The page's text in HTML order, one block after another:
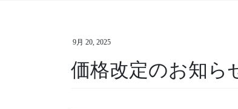
9月 20, 2025
価格改定のお知ら